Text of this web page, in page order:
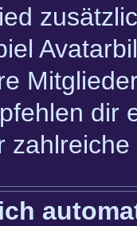
dir